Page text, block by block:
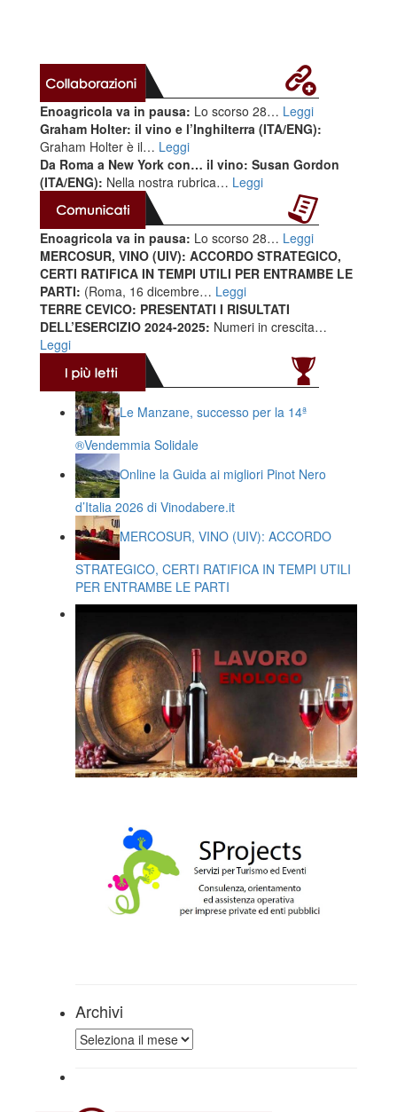
Enoagricola va in pausa: Lo scorso 28… Leggi
Graham Holter: il vino e l’Inghilterra (ITA/ENG):
Graham Holter è il… Leggi
Da Roma a New York con… il vino: Susan Gordon
(ITA/ENG): Nella nostra rubrica… Leggi
Enoagricola va in pausa: Lo scorso 28… Leggi
MERCOSUR, VINO (UIV): ACCORDO STRATEGICO,
CERTI RATIFICA IN TEMPI UTILI PER ENTRAMBE LE
PARTI: (Roma, 16 dicembre… Leggi
TERRE CEVICO: PRESENTATI I RISULTATI
DELL’ESERCIZIO 2024-2025: Numeri in crescita…
Leggi
Le Manzane, successo per la 14ª
®️Vendemmia Solidale
Online la Guida ai migliori Pinot Nero
d’Italia 2026 di Vinodabere.it
MERCOSUR, VINO (UIV): ACCORDO
STRATEGICO, CERTI RATIFICA IN TEMPI UTILI
PER ENTRAMBE LE PARTI
Archivi
Archivi